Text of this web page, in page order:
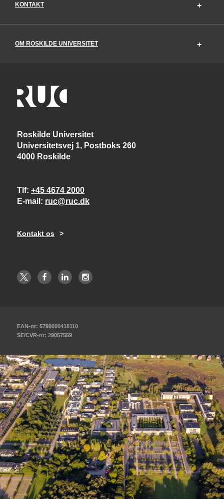
KONTAKT
OM ROSKILDE UNIVERSITET
Roskilde Universitet
Universitetsvej 1, Postboks 260
4000 Roskilde
Tlf +45 4674 2000
E-mail
ruc@ruc.dk
Kontakt os
EAN-nr: 5798000418110
SE/CVR-nr: 29057559